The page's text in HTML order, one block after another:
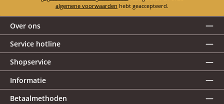
algemene voorwaarden hebt geaccepteerd.
Over ons
Service hotline
Shopservice
Informatie
Betaalmethoden